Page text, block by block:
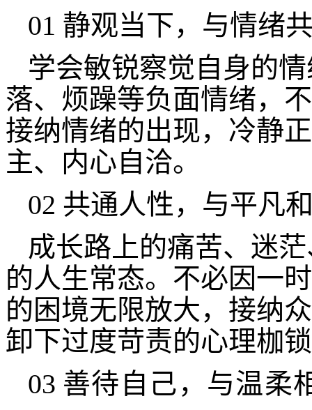
01 静观当下，与情绪
学会敏锐察觉自身的
落、烦躁等负面情绪，
接纳情绪的出现，冷静
主、内心自洽。
02 共通人性，与平凡
成长路上的痛苦、迷
的人生常态。不必因一
的困境无限放大，接纳
卸下过度苛责的心理枷
03 善待自己，与温柔